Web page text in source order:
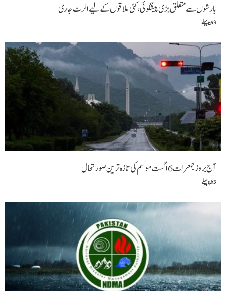
بارشوں سے متعلق بڑی پیشگوئی، کئی علاقوں کے لیے الرٹ جاری
3 دن پہلے
آج بروز جمعرات 6 اگست موسم کی تازہ ترین صورتحال
3 دن پہلے